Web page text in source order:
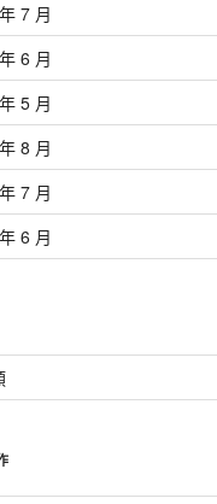
7 月
6 月
5 月
8 月
7 月
6 月